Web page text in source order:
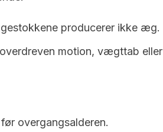
producerer ikke æg.
motion, vægttab eller
overgangsalderen.